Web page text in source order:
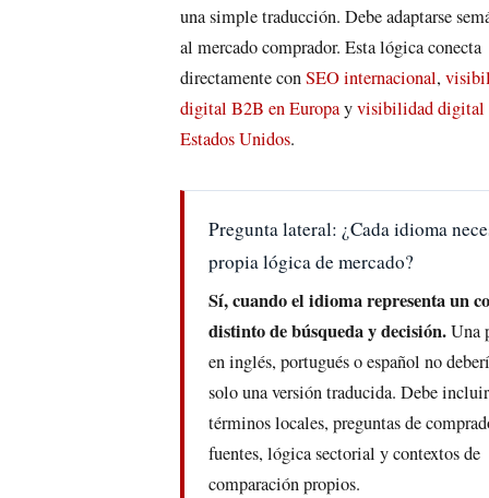
una simple traducción. Debe adaptarse
al mercado comprador. Esta lógica conecta
directamente conSEO internacional,
digital B2B en Europayvisibilidad digital
Estados Unidos.
Pregunta lateral: ¿Cada idioma
propia lógica de mercado?
Sí, cuando el idioma representa un
distinto de búsqueda y decisión.Una
en inglés, portugués o español no
solo una versión traducida. Debe incluir
términos locales, preguntas de
fuentes, lógica sectorial y contextos de
comparación propios.